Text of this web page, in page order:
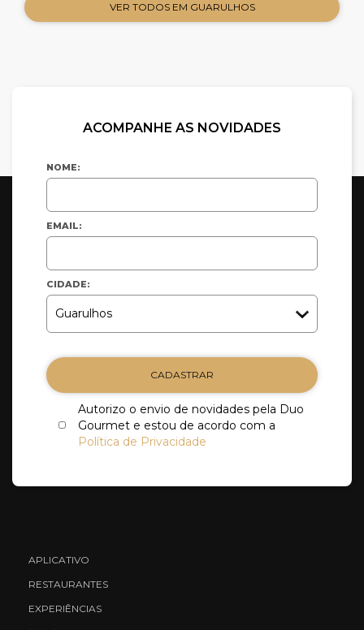
VER TODOS EM GUARULHOS
ACOMPANHE AS NOVIDADES
NOME:
EMAIL:
CIDADE:
CADASTRAR
Autorizo o envio de novidades pela Duo
Gourmet e estou de acordo com a
Política de Privacidade
APLICATIVO
RESTAURANTES
EXPERIÊNCIAS